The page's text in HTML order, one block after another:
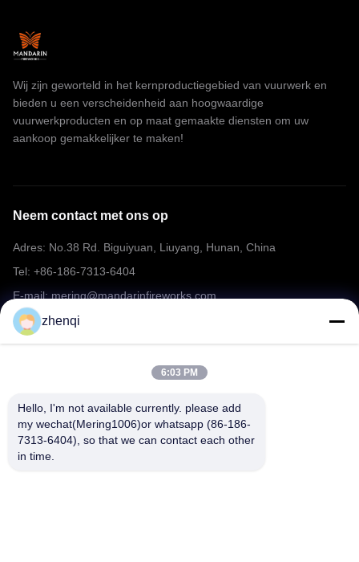
Wij zijn geworteld in het kernproductiegebied van vuurwerk en
bieden u een verscheidenheid aan hoogwaardige
vuurwerkproducten en op maat gemaakte diensten om uw
aankoop gemakkelijker te maken!
Neem contact met ons op
Adres: No.38 Rd. Biguiyuan, Liuyang, Hunan, China
Tel: +86-186-7313-6404
E-mail: mering@mandarinfireworks.com
Snelle links
zhenqi
6:03 PM
Hello, I'm not available currently. please add
my wechat(Mering1006)or whatsapp (86-186-
7313-6404), so that we can contact each other
in time.